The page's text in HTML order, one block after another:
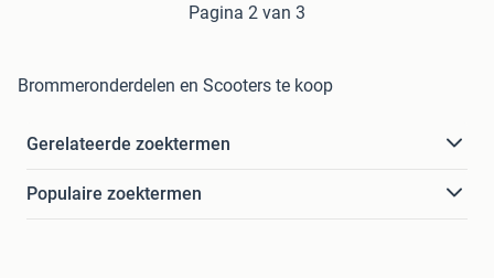
Pagina 2 van 3
Brommeronderdelen en Scooters te koop
Gerelateerde zoektermen
Populaire zoektermen